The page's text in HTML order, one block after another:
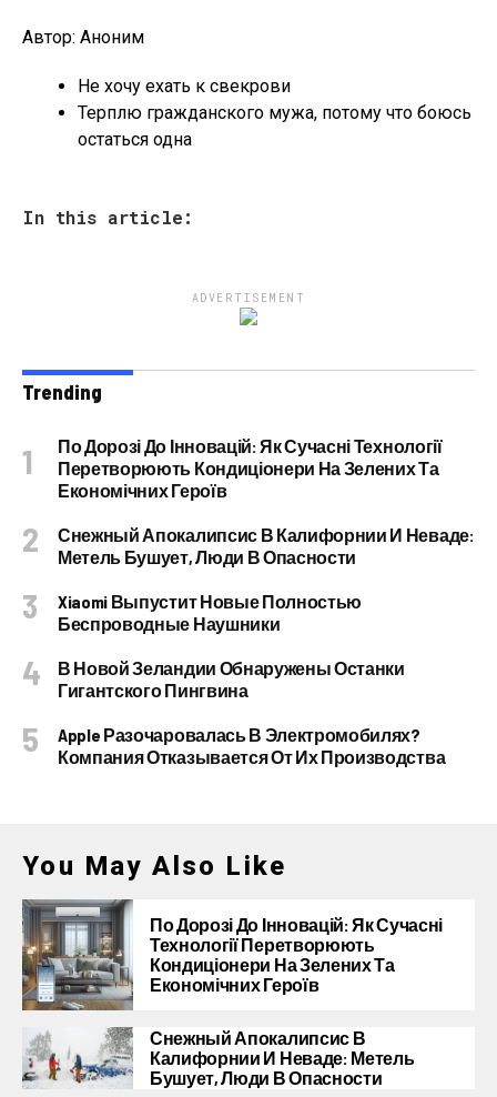
Автор: Аноним
Не хочу ехать к свекрови
Терплю гражданского мужа, потому что боюсь
остаться одна
In this article:
ADVERTISEMENT
Trending
По Дорозі До Інновацій: Як Сучасні Технології
Перетворюють Кондиціонери На Зелених Та
Економічних Героїв
Снежный Апокалипсис В Калифорнии И Неваде:
Метель Бушует, Люди В Опасности
Xiaomi Выпустит Новые Полностью
Беспроводные Наушники
В Новой Зеландии Обнаружены Останки
Гигантского Пингвина
Apple Разочаровалась В Электромобилях?
Компания Отказывается От Их Производства
You May Also Like
По Дорозі До Інновацій: Як Сучасні
Технології Перетворюють
Кондиціонери На Зелених Та
Економічних Героїв
Снежный Апокалипсис В
Калифорнии И Неваде: Метель
Бушует, Люди В Опасности